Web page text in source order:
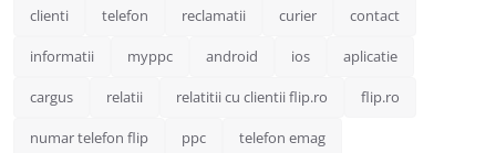
clienti telefon reclamatii curier contact
informatii myppc android ios aplicatie
cargus relatii relatitii cu clientii flip.ro flip.ro
numar telefon flip ppc telefon emag